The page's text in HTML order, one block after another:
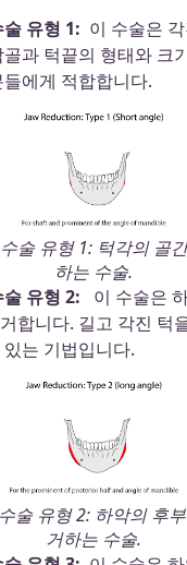
유형 1: 이 수술은
과 턱끝의 형태와 크
에게 적합합니다.
술 유형 1: 턱각의 골
하는 수술.
유형 2:
이 수술은
합니다. 길고 각진 턱
는 기법입니다.
술 유형 2: 하악의 후
거하는 수술.